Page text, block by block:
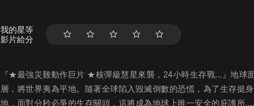
我的星等
影片給分
『★最強災難動作巨片 ★核彈級慧星來襲，24小時生存戰...』地球
層，將世界夷為平地。隨著全球陷入毀滅倒數的恐慌，為了生存挺
地，面對分秒必爭的生存關頭，這將成為地球上唯一安全的庇護所